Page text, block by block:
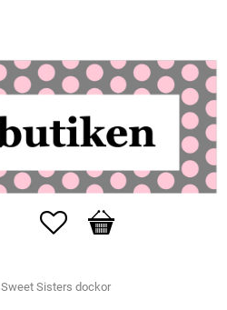
Favoriter
Kundvagn
Sweet Sisters dockor